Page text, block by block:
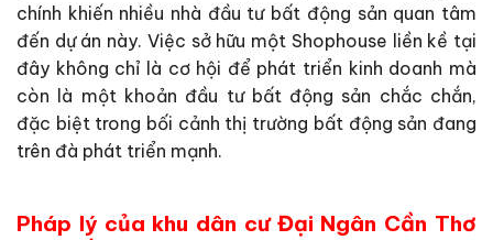
chính khiến nhiều nhà đầu tư bất động sản quan tâm
đến dự án này. Việc sở hữu một Shophouse liền kề tại
đây không chỉ là cơ hội để phát triển kinh doanh mà
còn là một khoản đầu tư bất động sản chắc chắn,
đặc biệt trong bối cảnh thị trường bất động sản đang
trên đà phát triển mạnh.
Pháp lý của khu dân cư Đại Ngân Cần Thơ